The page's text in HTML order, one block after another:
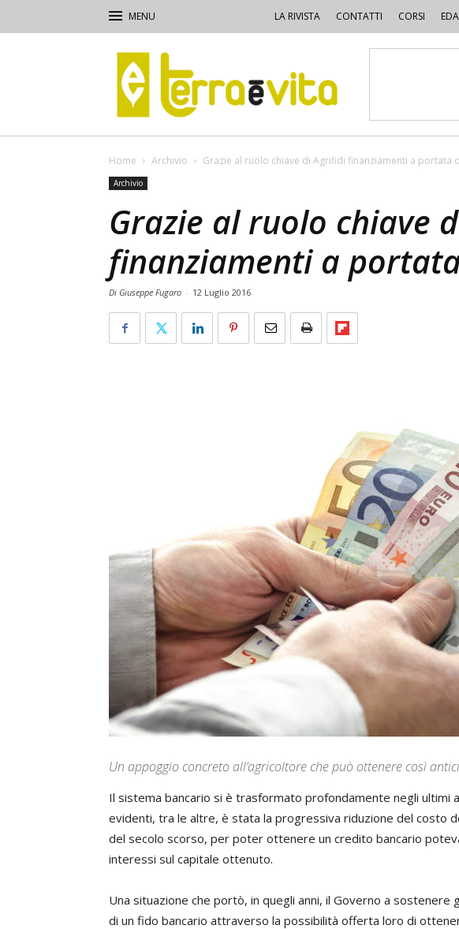
LA RIVISTA CONTATTI CORSI
Terra
e
Vita
Home Archivio Grazie al ruolo chiave di Agrifidi finanziamenti a portata
Archivio
Grazie al ruolo chiave
finanziamenti a
Di Giuseppe Fugaro - 12 Luglio 2016
Un appoggio concreto all’agricoltore che può ottenere così
Il sistema bancario si è trasformato profondamente negli ultimi
evidenti, tra le altre, è stata la progressiva riduzione del costo
del secolo scorso, per poter ottenere un credito bancario
interessi sul capitale ottenuto.
Una situazione che portò, in quegli anni, il Governo a sostenere
di un fido bancario attraverso la possibilità offerta loro di